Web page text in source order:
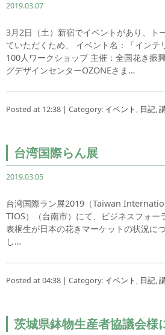
2019.03.07
3月2日（土）新宿でイベントがあり、ト
ていただくため、 イベント名：「インテ
100人ワークショップ 主催：全国花き振
グデザインセンターOZONEさま…
Posted at 12:38 | Category: イベント , 日記,
台湾国際らん展
2019.03.05
台湾国際ラン展2019（Taiwan
TIOS）（台南市）にて、ビジネスフォー
表桐生が日本の花きマーケットの状況に
し…
Posted at 04:38 | Category: イベント , 日記,
茨城県鉢物生産者協議会様